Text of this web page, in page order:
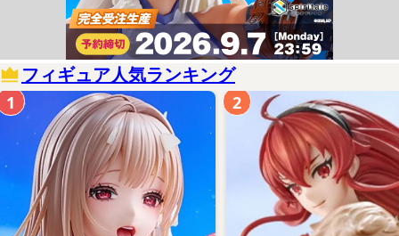
フィギュア人気ランキング
1 2